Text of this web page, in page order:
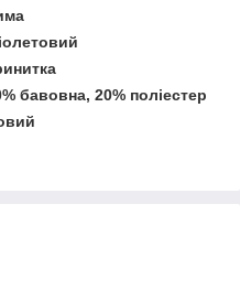
бавовна, 20% поліестер